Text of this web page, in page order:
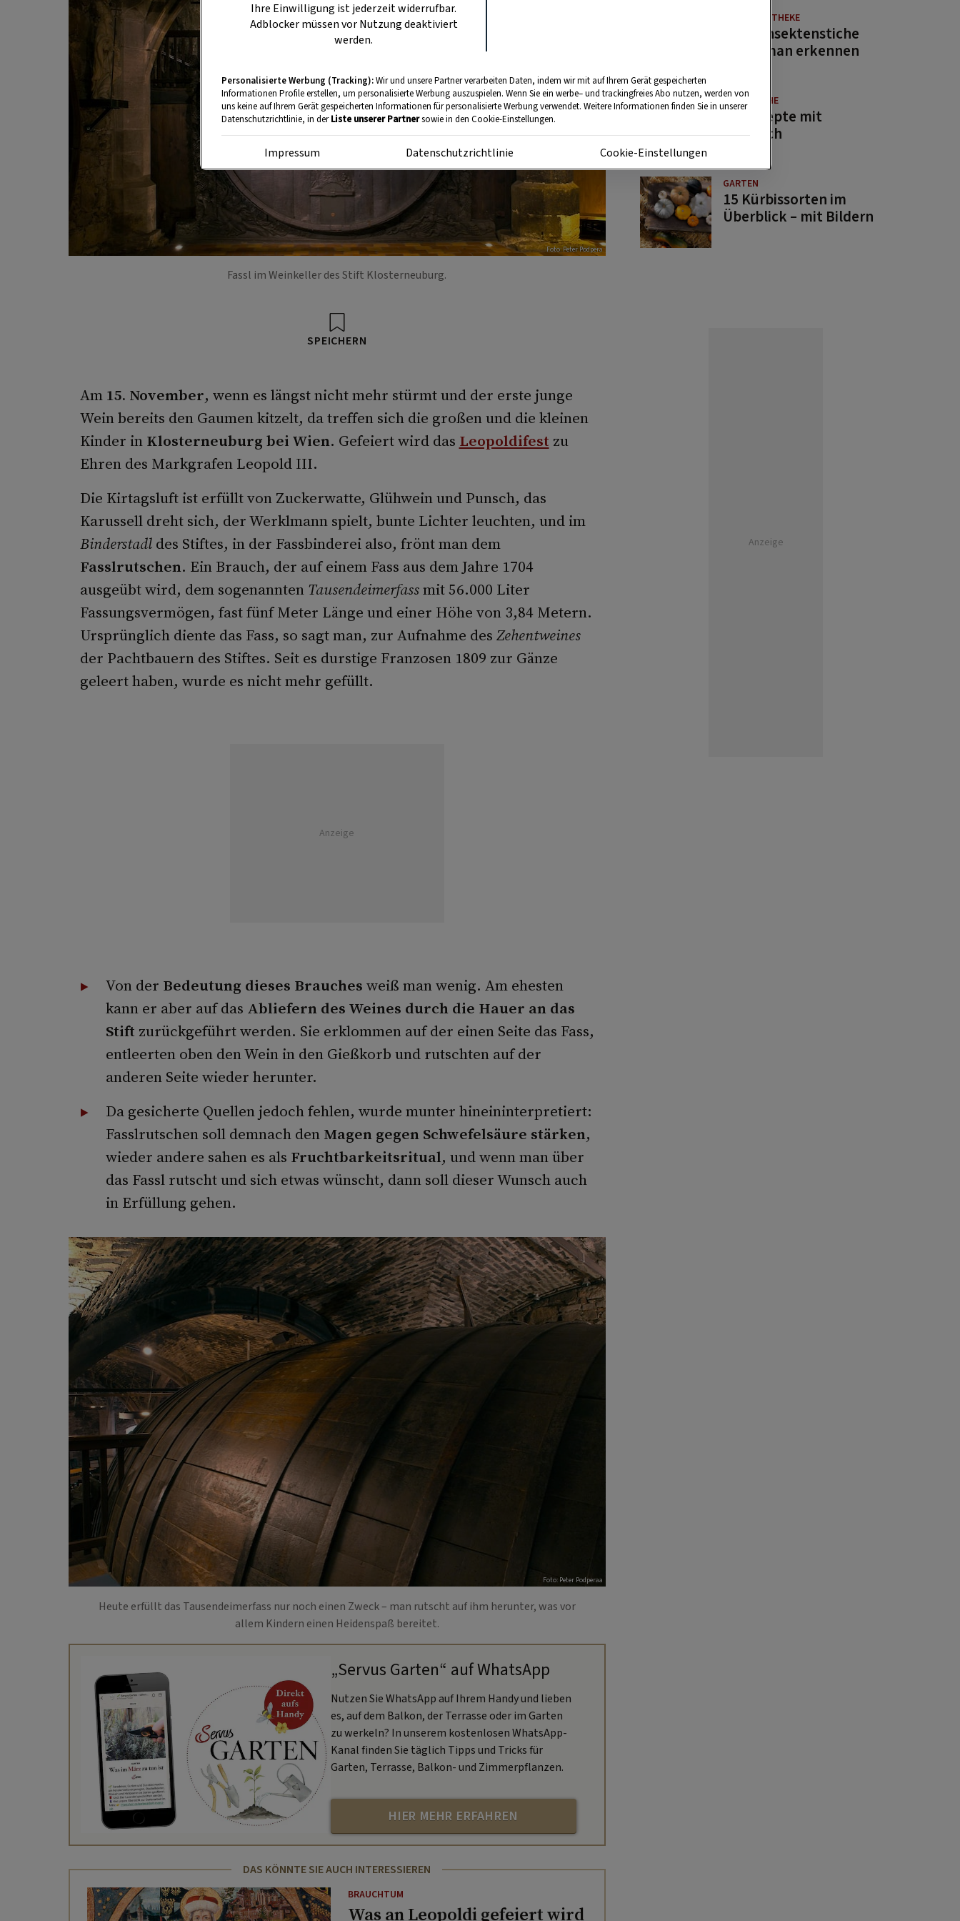
Foto: Peter Podpera
Fassl im Weinkeller des Stift Klosterneuburg.
SPEICHERN
Am 15. November, wenn es längst nicht mehr stürmt und der erste junge
Wein bereits den Gaumen kitzelt, da treffen sich die großen und die kleinen
Kinder in Klosterneuburg bei Wien. Gefeiert wird das Leopoldifest zu
Ehren des Markgrafen Leopold III.
Die Kirtagsluft ist erfüllt von Zuckerwatte, Glühwein und Punsch, das
Karussell dreht sich, der Werklmann spielt, bunte Lichter leuchten, und im
Binderstadl des Stiftes, in der Fassbinderei also, frönt man dem
Fasslrutschen. Ein Brauch, der auf einem Fass aus dem Jahre 1704
ausgeübt wird, dem sogenannten Tausendeimerfassmit 56.000 Liter
Fassungsvermögen, fast fünf Meter Länge und einer Höhe von 3,84 Metern.
Ursprünglich diente das Fass, so sagt man, zur Aufnahme des Zehentweines
der Pachtbauern des Stiftes. Seit es durstige Franzosen 1809 zur Gänze
geleert haben, wurde es nicht mehr gefüllt.
Anzeige
Von der Bedeutung dieses Brauches weiß man wenig. Am ehesten
kann er aber auf das Abliefern des Weines durch die Hauer an das
Stift zurückgeführt werden. Sie erklommen auf der einen Seite das Fass,
entleerten oben den Wein in den Gießkorb und rutschten auf der
anderen Seite wieder herunter.
Da gesicherte Quellen jedoch fehlen, wurde munter hineininterpretiert:
Fasslrutschen soll demnach den Magen gegen Schwefelsäure stärken,
wieder andere sahen es als Fruchtbarkeitsritual, und wenn man über
das Fassl rutscht und sich etwas wünscht, dann soll dieser Wunsch auch
in Erfüllung gehen.
Foto: Peter Podperaa
Heute erfüllt das Tausendeimerfass nur noch einen Zweck – man rutscht auf ihm herunter, was vor
allem Kindern einen Heidenspaß bereitet.
„Servus Garten“ auf WhatsApp
Nutzen Sie WhatsApp auf Ihrem Handy und lieben
es, auf dem Balkon, der Terrasse oder im Garten
zu werkeln? In unserem kostenlosen WhatsApp-
Kanal finden Sie täglich Tipps und Tricks für
Garten, Terrasse, Balkon- und Zimmerpflanzen.
HIER MEHR ERFAHREN
DAS KÖNNTE SIE AUCH INTERESSIEREN
BRAUCHTUM
Was an Leopoldi gefeiert wird
NATURAPOTHEKE
Diese Insektenstiche
sollte man erkennen
GUTE KÜCHE
11 Rezepte mit
Bärlauch
GARTEN
15 Kürbissorten im
Überblick – mit Bildern
Anzeige
Ihre Einwilligung ist jederzeit widerrufbar.
Adblocker müssen vor Nutzung deaktiviert
werden.
Personalisierte Werbung (Tracking):Wir und unsere Partner verarbeiten Daten, indem wir mit auf Ihrem Gerät gespeicherten
Informationen Profile erstellen, um personalisierte Werbung auszuspielen. Wenn Sie ein werbe– und trackingfreies Abo nutzen, werden von
uns keine auf Ihrem Gerät gespeicherten Informationen für personalisierte Werbung verwendet. Weitere Informationen finden Sie in unserer
Datenschutzrichtlinie, in derListe unserer Partnersowie in den Cookie-Einstellungen.
Impressum Datenschutzrichtlinie Cookie-Einstellungen